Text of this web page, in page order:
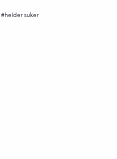
helder suker